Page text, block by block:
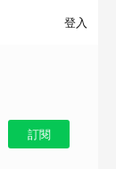
登入
訂閱